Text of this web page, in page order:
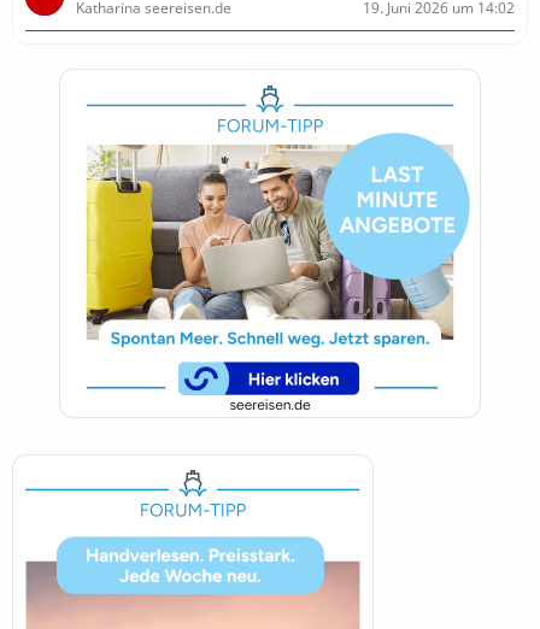
Katharina seereisen.de 19. Juni 2026 um 14:02